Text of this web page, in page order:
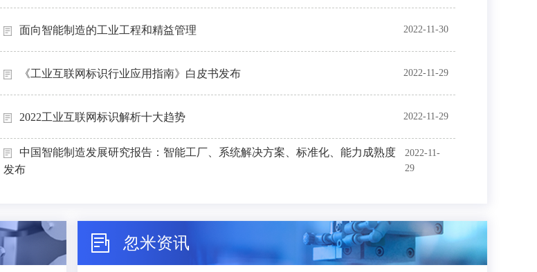
面向智能制造的工业工程和精益管理 2022-11-30
《工业互联网标识行业应用指南》白皮书发布 2022-11-29
2022工业互联网标识解析十大趋势 2022-11-29
中国智能制造发展研究报告：智能工厂、系统解决方案、标准化、能力成熟度
发布
2022-11-
29
忽米资讯